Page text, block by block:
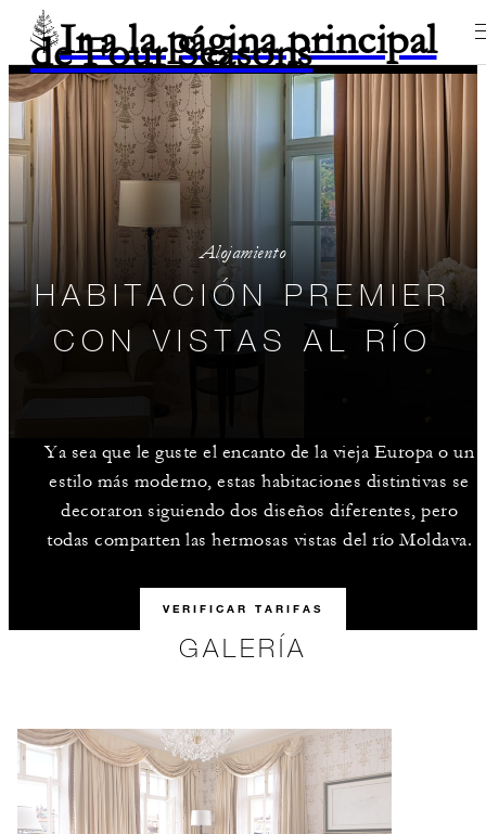
Ir a la página principal
de Four Seasons
Alojamiento
HABITACIÓN PREMIER
CON VISTAS AL RÍO
Ya sea que le guste el encanto de la vieja Europa o un
estilo más moderno, estas habitaciones distintivas se
decoraron siguiendo dos diseños diferentes, pero
todas comparten las hermosas vistas del río Moldava.
VERIFICAR TARIFAS
GALERÍA